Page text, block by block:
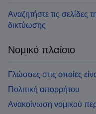
Αναζητήστε τις σελίδες
δικτύωσης
Νομικό πλαίσιο
Γλώσσες στις οποίες
Πολιτική απορρήτου
Ανακοίνωση νομικού